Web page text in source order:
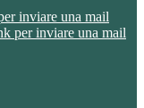
inviare una mail
per inviare una mail